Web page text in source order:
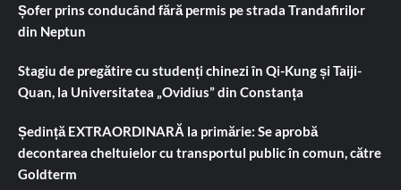
Șofer prins conducând fără permis pe strada Trandafirilor
din Neptun
Stagiu de pregătire cu studenți chinezi în Qi-Kung și Taiji-
Quan, la Universitatea „Ovidius” din Constanța
Ședință EXTRAORDINARĂ la primărie: Se aprobă
decontarea cheltuielor cu transportul public în comun, către
Goldterm